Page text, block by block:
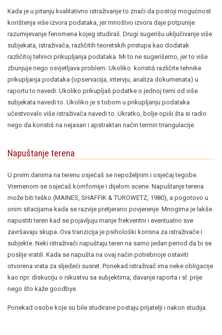
Kada je u pitanju kvalitativno istraživanje to znači da postoji mogućnost
korištenja više izvora podataka, jer mnoštvo izvora daje potpunije
razumijevanje fenomena kojeg studiraš. Drugi sugerišu uključivanje više
subjekata, istraživača, različitih teoretskih pristupa kao dodatak
različitoj tehnici prikupljanja podataka. Mi to ne sugerišemo, jer to više
zbunjuje nego osvjetljava problem. Ukoliko koristiš različite tehnike
prikupljanja podataka (opservacija, intervju, analiza dokumenata) u
raportu to navedi. Ukoliko prikupljaš podatke o jednoj temi od više
subjekata navedi to. Ukoliko je s tobom u prikupljanju podataka
učestvovalo više istraživača navedi to. Ukratko, bolje opiši šta si radio
nego da koristiš na nejasan i apstraktan način termin triangulacije.
Napuštanje terena
U prvim danima na terenu osjećaš se nepoželjnim i osjećaj tegobe.
Vremenom se osjećaš komfornije i dijelom scene. Napuštanje terena
može biti teško (MAINES, SHAFFIK & TUROWETZ, 1980), a pogotovo u
onim sitacijama kada se razvije pretjerano povjerenje. Mnogima je lakše
napustiti teren kad se pojavljuju manje frekventni i eventualno sve
završavaju skupa. Ova tranzicija je psihološki korisna za istraživače i
subjekte. Neki istraživači napuštaju teren na samo jedan period da bi se
poslije vratili. Kada se napušta na ovaj način potrebnoje ostaviti
otvorena vrata za sljedeći susret. Ponekad istraživač ima neke obligacije
kao npr. diskuciju o iskustvu sa subjektima, davanje raporta i sl. prije
nego što kaže goodbye.
Ponekad osobe koje su bile studirane postaju prijatelji i nakon studija.